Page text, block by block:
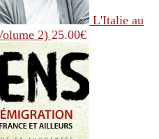
L'Italie au
2) 25.00€